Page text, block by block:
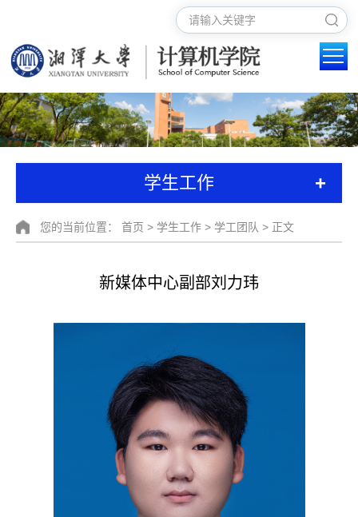
学生工作 +
您的当前位置： 首页 > 学生工作 > 学工团队 > 正文
新媒体中心副部刘力玮